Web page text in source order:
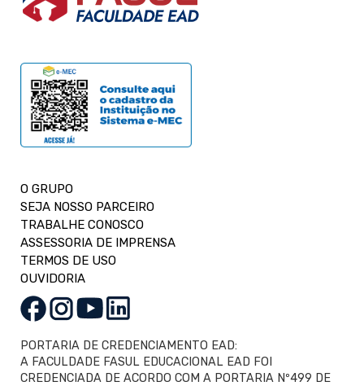
O GRUPO
SEJA NOSSO PARCEIRO
TRABALHE CONOSCO
ASSESSORIA DE IMPRENSA
TERMOS DE USO
OUVIDORIA
PORTARIA DE CREDENCIAMENTO EAD:
A FACULDADE FASUL EDUCACIONAL EAD FOI
CREDENCIADA DE ACORDO COM A PORTARIA Nº499 DE